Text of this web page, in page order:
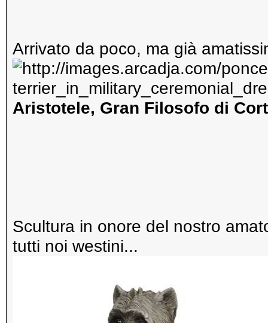
Arrivato da poco, ma già
Aristotele, Gran Filosofo di
Scultura in onore del nostro
tutti noi westini...